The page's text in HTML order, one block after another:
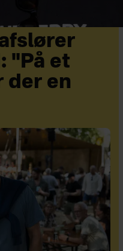
"På et
der en